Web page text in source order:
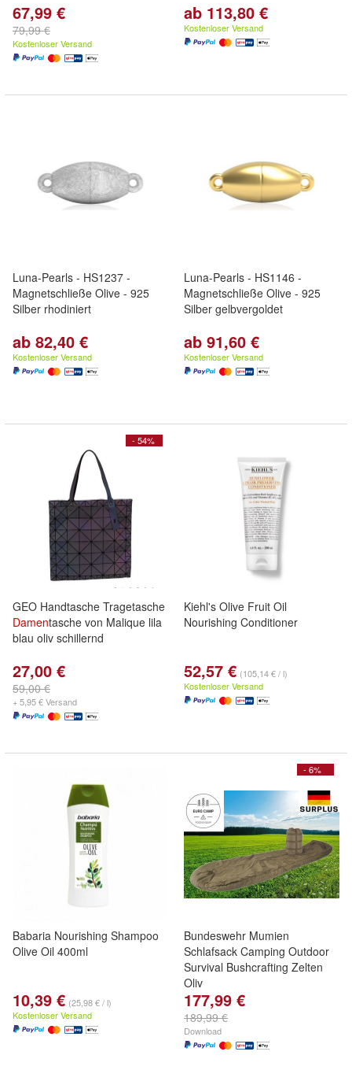
67,99 €
79,99 €
Kostenloser Versand
ab 113,80 €
Kostenloser Versand
Luna-Pearls - HS1237 -
Magnetschließe Olive - 925
Silber rhodiniert
ab 82,40 €
Kostenloser Versand
Luna-Pearls - HS1146 -
Magnetschließe Olive - 925
Silber gelbvergoldet
ab 91,60 €
Kostenloser Versand
- 54%
GEO Handtasche Tragetasche
Damentasche von Malique lila
blau oliv schillernd
27,00 €
59,00 €
+ 5,95 € Versand
Kiehl's Olive Fruit Oil
Nourishing Conditioner
52,57 € (105,14 € / l)
Kostenloser Versand
Babaria Nourishing Shampoo
Olive Oil 400ml
10,39 € (25,98 € / l)
Kostenloser Versand
- 6%
Bundeswehr Mumien
Schlafsack Camping Outdoor
Survival Bushcrafting Zelten
Oliv
177,99 €
189,99 €
Download